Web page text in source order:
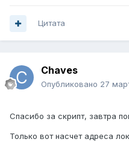
Цитата
Chaves
Опубликовано 27
Спасибо за скрипт, завтра
Только вот насчет адреса